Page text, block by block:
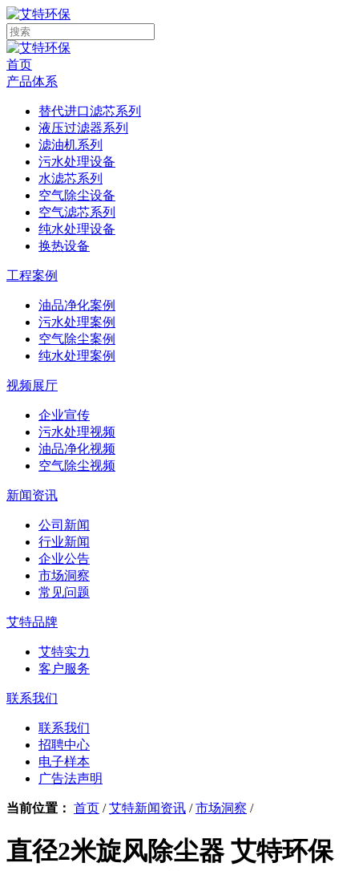
首页
产品体系
替代进口滤芯系列
液压过滤器系列
滤油机系列
污水处理设备
水滤芯系列
空气除尘设备
空气滤芯系列
纯水处理设备
换热设备
工程案例
油品净化案例
污水处理案例
空气除尘案例
纯水处理案例
视频展厅
企业宣传
污水处理视频
油品净化视频
空气除尘视频
新闻资讯
公司新闻
行业新闻
企业公告
市场洞察
常见问题
艾特品牌
艾特实力
客户服务
联系我们
联系我们
招聘中心
电子样本
广告法声明
当前位置： 首页 / 艾特新闻资讯 / 市场洞察 /
直径2米旋风除尘器 艾特环保